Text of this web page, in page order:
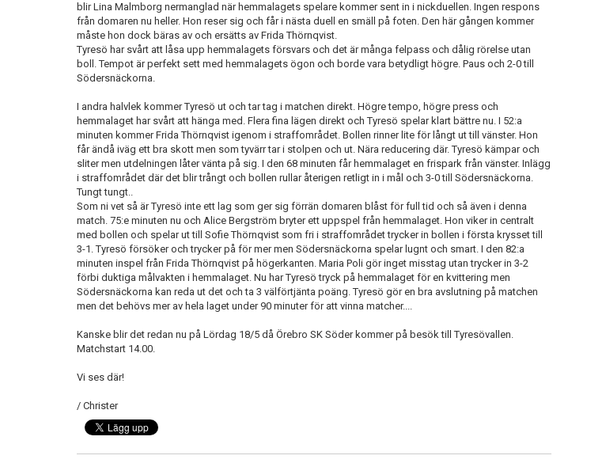
blir Lina Malmborg nermanglad när hemmalagets spelare kommer sent in i nickduellen. Ingen respons
från domaren nu heller. Hon reser sig och får i nästa duell en smäll på foten. Den här gången kommer
måste hon dock bäras av och ersätts av Frida Thörnqvist.
Tyresö har svårt att låsa upp hemmalagets försvars och det är många felpass och dålig rörelse utan
boll. Tempot är perfekt sett med hemmalagets ögon och borde vara betydligt högre. Paus och 2-0 till
Södersnäckorna.
I andra halvlek kommer Tyresö ut och tar tag i matchen direkt. Högre tempo, högre press och
hemmalaget har svårt att hänga med. Flera fina lägen direkt och Tyresö spelar klart bättre nu. I 52:a
minuten kommer Frida Thörnqvist igenom i straffområdet. Bollen rinner lite för långt ut till vänster. Hon
får ändå iväg ett bra skott men som tyvärr tar i stolpen och ut. Nära reducering där. Tyresö kämpar och
sliter men utdelningen låter vänta på sig. I den 68 minuten får hemmalaget en frispark från vänster. Inlägg
i straffområdet där det blir trångt och bollen rullar återigen retligt in i mål och 3-0 till Södersnäckorna.
Tungt tungt..
Som ni vet så är Tyresö inte ett lag som ger sig förrän domaren blåst för full tid och så även i denna
match. 75:e minuten nu och Alice Bergström bryter ett uppspel från hemmalaget. Hon viker in centralt
med bollen och spelar ut till Sofie Thörnqvist som fri i straffområdet trycker in bollen i första krysset till
3-1. Tyresö försöker och trycker på för mer men Södersnäckorna spelar lugnt och smart. I den 82:a
minuten inspel från Frida Thörnqvist på högerkanten. Maria Poli gör inget misstag utan trycker in 3-2
förbi duktiga målvakten i hemmalaget. Nu har Tyresö tryck på hemmalaget för en kvittering men
Södersnäckorna kan reda ut det och ta 3 välförtjänta poäng. Tyresö gör en bra avslutning på matchen
men det behövs mer av hela laget under 90 minuter för att vinna matcher....
Kanske blir det redan nu på Lördag 18/5 då Örebro SK Söder kommer på besök till Tyresövallen.
Matchstart 14.00.
Vi ses där!
/ Christer